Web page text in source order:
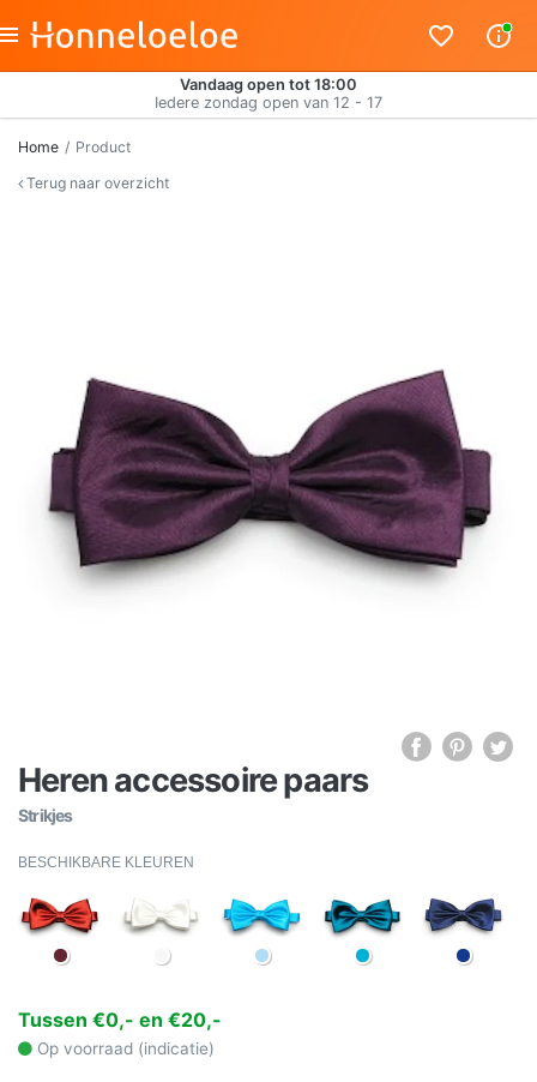
Vandaag open tot 18:00
Iedere zondag open van 12 - 17
Home
Product
Terug naar overzicht
Heren accessoire paars
Strikjes
BESCHIKBARE KLEUREN
Tussen €0,- en €20,-
Op voorraad (indicatie)